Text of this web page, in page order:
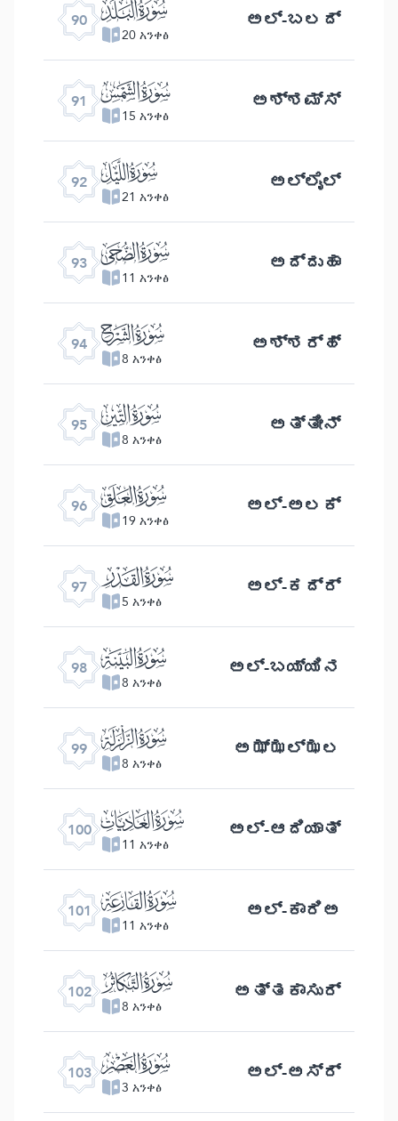
90 ﰇ
20 አንቀፅ ಅಲ್- ಬಲದ್
91 ﰈ
15 አንቀፅ ಅಶ್ಶಮ್ಸ್
92 ﰉ
21 አንቀፅ ಅಲ್ಲೈಲ್
93 ﰊ
11 አንቀፅ ಅದ್ದುಹಾ
94 ﰋ
8 አንቀፅ ಅಶ್ಶರ್ಹ್
95 ﰌ
8 አንቀፅ ಅತ್ತೀನ್
96 ﰍ
19 አንቀፅ ಅಲ್ -ಅಲಕ್
97 ﰎ
5 አንቀፅ ಅಲ್- ಕದ್ರ್
98 ﰏ
8 አንቀፅ ಅಲ್ -ಬಯ್ಯಿನ
99 ﰐ
8 አንቀፅ ಅಝ್ಝಲ್ ಝಲ
100 ﰑ
11 አንቀፅ ಅಲ್- ಆದಿಯಾತ್
101 ﰒ
11 አንቀፅ ಅಲ್- ಕಾರಿಅ
102 ﰓ
8 አንቀፅ ಅತ್ತಕಾಸುರ್
103 ﰔ
3 አንቀፅ ಅಲ್- ಅಸ್ರ್